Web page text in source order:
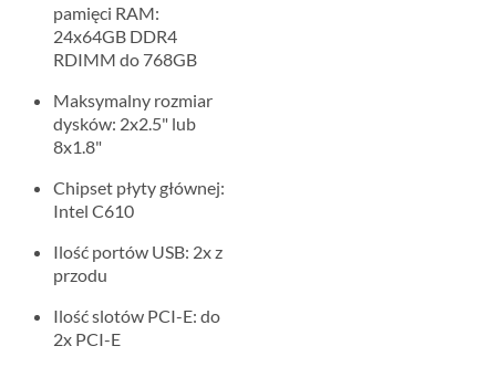
pamięci RAM:
24x64GB DDR4
RDIMM do 768GB
Maksymalny rozmiar
dysków: 2x2.5" lub
8x1.8"
Chipset płyty głównej:
Intel C610
Ilość portów USB: 2x z
przodu
Ilość slotów PCI-E: do
2x PCI-E